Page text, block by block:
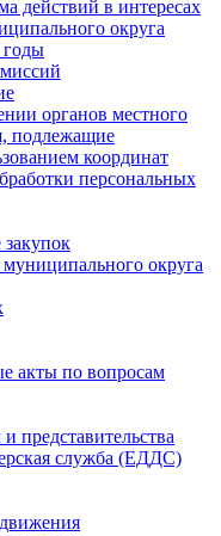
действий в интересах
округа
годы
органов местного
подлежащие
координат
персональных
закупок
округа
акты по вопросам
представительства
служба (ЕДДС)